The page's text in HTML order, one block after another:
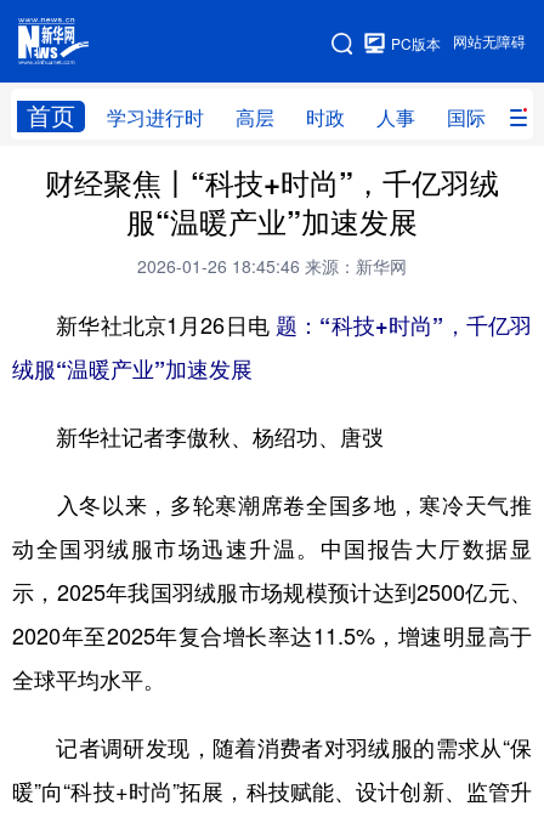
网站无障碍
PC版本
首页 学习进行时 高层 时政 人事 国际 财
网站地图
学习进行时 高层 时政 人事
财经 网评
科技 科创 量子 体育
访谈 视频 图片
食品 人居 信息化 数字经济
学术中国 乡村振兴 银龄 溯源中国
城市 旅游 能源 会展
彩票
公益 一带一路 亚太网 上市公司
文化产业
财经聚焦丨“科技+时尚”，千亿羽绒
服“温暖产业”加速发展
2026-01-26 18:45:46 来源：新华网
新华社北京1月26日电 题：“科技+时尚”，千亿羽
绒服“温暖产业”加速发展
新华社记者李傲秋、杨绍功、唐弢
入冬以来，多轮寒潮席卷全国多地，寒冷天气推
动全国羽绒服市场迅速升温。中国报告大厅数据显
示，2025年我国羽绒服市场规模预计达到2500亿元、
2020年至2025年复合增长率达11.5%，增速明显高于
全球平均水平。
记者调研发现，随着消费者对羽绒服的需求从“保
暖”向“科技+时尚”拓展，科技赋能、设计创新、监管升